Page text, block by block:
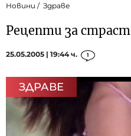
Новини Здраве
Рецепти за страст
25.05.2005 | 19:44 ч. 1
ЗДРАВЕ